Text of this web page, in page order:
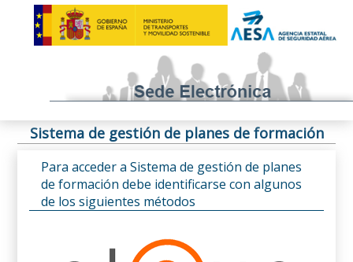
Sistema de gestión de planes de formación
Para acceder a Sistema de gestión de planes
de formación debe identificarse con algunos
de los siguientes métodos